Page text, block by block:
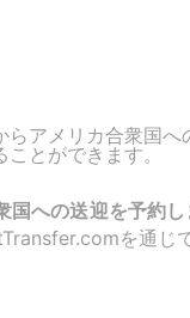
アメリカ合衆国
とができます。
への送迎を予約し
を通じ